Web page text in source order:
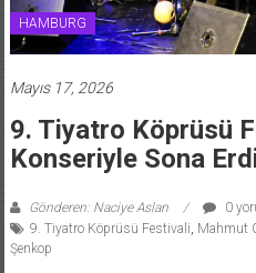
HAMBURG
Mayıs 17, 2026
9. Tiyatro Köprüsü
Konseriyle Sona
Gönderen: Naciye Aslan
0
9. Tiyatro Köprüsü Festivali Mahmut
Şenkop